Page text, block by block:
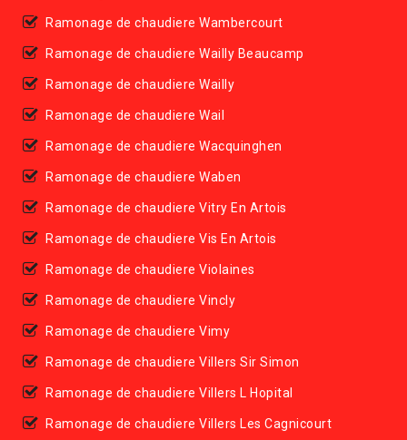
Ramonage de chaudiere Wambercourt
Ramonage de chaudiere Wailly Beaucamp
Ramonage de chaudiere Wailly
Ramonage de chaudiere Wail
Ramonage de chaudiere Wacquinghen
Ramonage de chaudiere Waben
Ramonage de chaudiere Vitry En Artois
Ramonage de chaudiere Vis En Artois
Ramonage de chaudiere Violaines
Ramonage de chaudiere Vincly
Ramonage de chaudiere Vimy
Ramonage de chaudiere Villers Sir Simon
Ramonage de chaudiere Villers L Hopital
Ramonage de chaudiere Villers Les Cagnicourt